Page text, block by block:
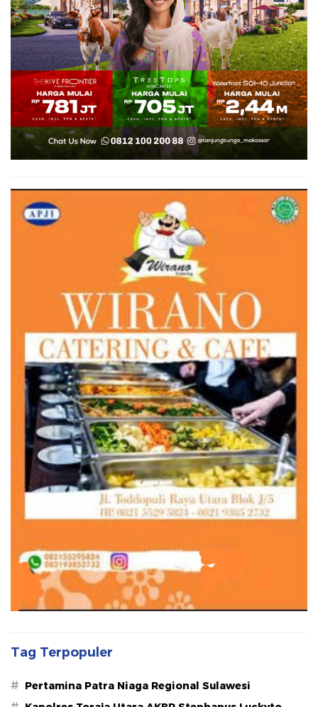
Tag Terpopuler
# Pertamina Patra Niaga Regional Sulawesi